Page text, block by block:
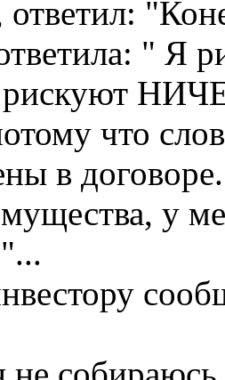
ответил:
" Я
рискуют
что
в
у